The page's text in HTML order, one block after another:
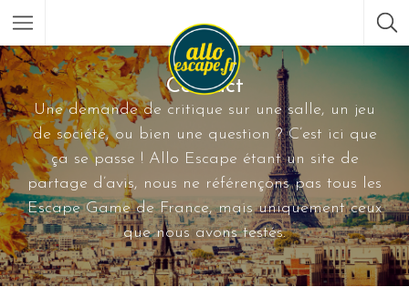
Contact
Une demande de critique sur une salle, un jeu
de société, ou bien une question ? C’est ici que
ça se passe ! Allo Escape étant un site de
partage d’avis, nous ne référençons pas tous les
Escape Game de France, mais uniquement ceux
que nous avons testés.